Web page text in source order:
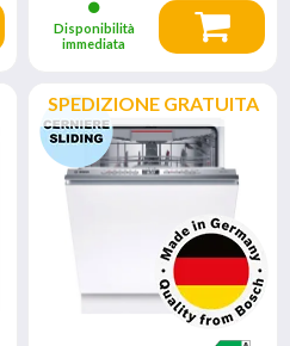
Disponibilità
immediata
SPEDIZIONE GRATUITA